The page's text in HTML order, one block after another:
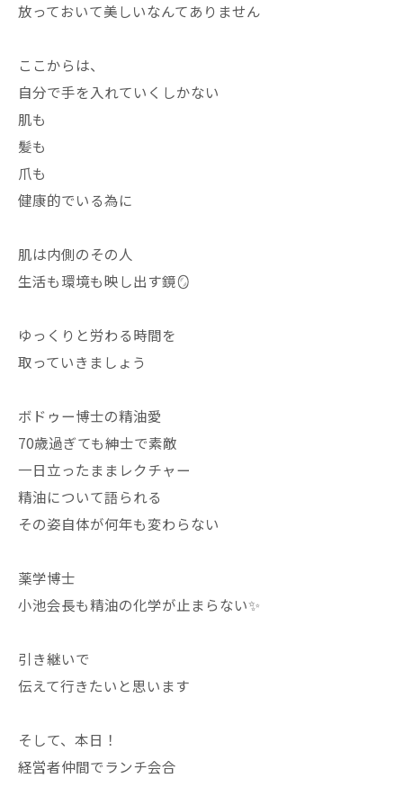
放っておいて美しいなんてありません
ここからは、
自分で手を入れていくしかない
肌も
髪も
爪も
健康的でいる為に
肌は内側のその人
生活も環境も映し出す鏡🪞
ゆっくりと労わる時間を
取っていきましょう
ボドゥー博士の精油愛
70歳過ぎても紳士で素敵
一日立ったままレクチャー
精油について語られる
その姿自体が何年も変わらない
薬学博士
小池会長も精油の化学が止まらない✨
引き継いで
伝えて行きたいと思います
そして、本日！
経営者仲間でランチ会合